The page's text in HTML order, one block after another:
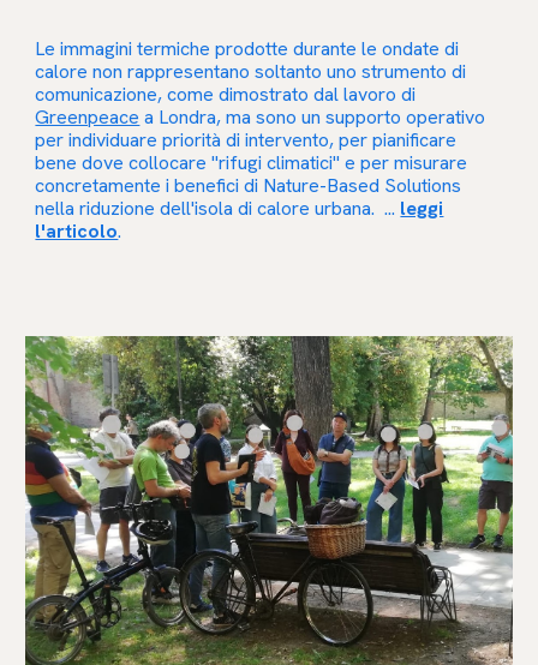
Le immagini termiche prodotte durante le ondate di
calore non rappresentano soltanto uno strumento di
comunicazione, come dimostrato dal lavoro di
Greenpeace a Londra, ma sono un supporto operativo
per individuare priorità di intervento, per pianificare
bene dove collocare "rifugi climatici" e per misurare
concretamente i benefici di Nature-Based Solutions
nella riduzione dell'isola di calore urbana. ... leggi
l'articolo.